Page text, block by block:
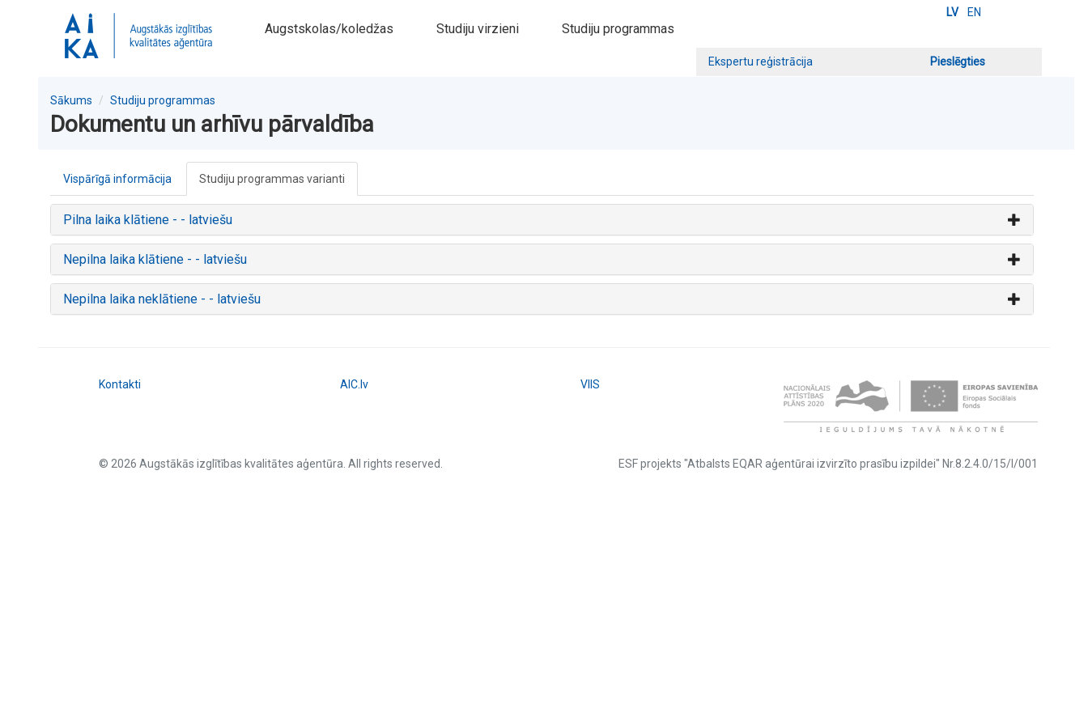
LV EN
Augstskolas/koledžas Studiju virzieni Studiju programmas
Ekspertu reģistrācija Pieslēgties
Sākums Studiju programmas
Dokumentu un arhīvu pārvaldība
Vispārīgā informācija Studiju programmas varianti
Pilna laika klātiene - - latviešu
Nepilna laika klātiene - - latviešu
Nepilna laika neklātiene - - latviešu
Kontakti AIC.lv VIIS
© 2026 Augstākās izglītības kvalitātes aģentūra. All rights reserved. ESF projekts "Atbalsts EQAR aģentūrai izvirzīto prasību izpildei" Nr.8.2.4.0/15/I/001